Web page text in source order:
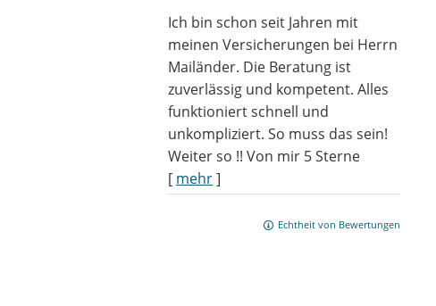
Ich bin schon seit Jahren mit
meinen Versicherungen bei Herrn
Mailänder. Die Beratung ist
zuverlässig und kompetent. Alles
funktioniert schnell und
unkompliziert. So muss das sein!
Weiter so !! Von mir 5 Sterne
[ mehr]
Echtheit von Bewertungen